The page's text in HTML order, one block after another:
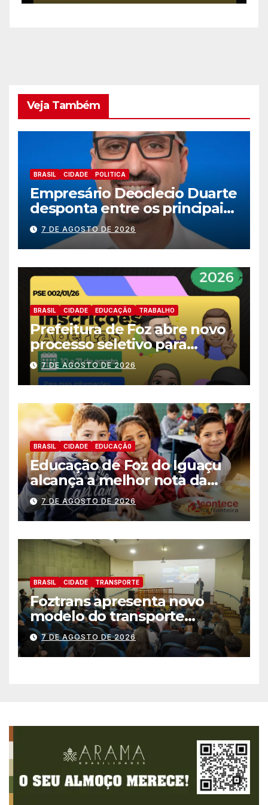
Veja Também
BRASIL CIDADE POLITICA
Empresário Deoclecio Duarte
desponta entre os principais
nomes do União Brasil para
deputado estadual
7 DE AGOSTO DE 2026
BRASIL CIDADE EDUCAÇÃ0 TRABALHO
Prefeitura de Foz abre novo
processo seletivo para
estagiários
7 DE AGOSTO DE 2026
BRASIL CIDADE EDUCAÇÃ0
Educação de Foz do Iguaçu
alcança a melhor nota da
história no IDEB
7 DE AGOSTO DE 2026
BRASIL CIDADE TRANSPORTE
Foztrans apresenta novo
modelo do transporte
coletivo em audiência
pública e avança para um
sistema mais moderno e
7 DE AGOSTO DE 2026